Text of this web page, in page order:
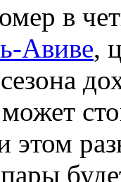
в
Авиве,